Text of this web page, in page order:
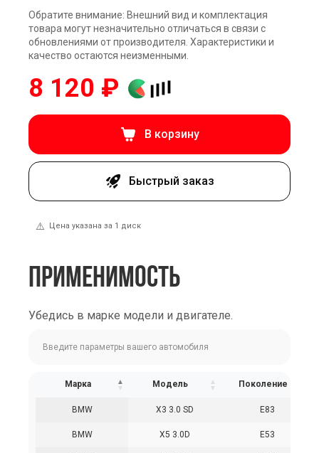
Обратите внимание: Внешний вид и комплектация
товара могут незначительно отличаться в связи с
обновлениями от производителя. Характеристики и
качество остаются неизменными.
8 120 ₽
В корзину
Быстрый заказ
⚠️ Цена указана за 1 диск
ПРИМЕНИМОСТЬ
Убедись в марке модели и двигателе.
Марка Модель Поколение
BMW X3 3.0 SD E83
BMW X5 3.0D E53